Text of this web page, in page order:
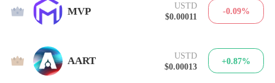
2 MVP
USTD
$0.00011
-0.09%
3 AART
USTD
$0.00013
+0.87%